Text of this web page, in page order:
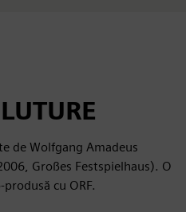
de Wolfgang Amadeus
Großes Festspielhaus). O
cu ORF.